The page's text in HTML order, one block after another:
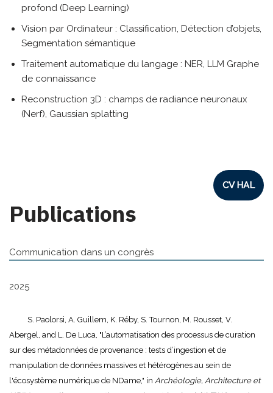
profond (Deep Learning)
Vision par Ordinateur : Classification, Détection d’objets,
Segmentation sémantique
Traitement automatique du langage : NER, LLM Graphe
de connaissance
Reconstruction 3D : champs de radiance neuronaux
(Nerf), Gaussian splatting
CV HAL
Publications
Communication dans un congrès
2025
S. Paolorsi, A. Guillem, K. Réby, S. Tournon, M. Rousset, V.
Abergel, and L. De Luca, "L’automatisation des processus de curation
sur des métadonnées de provenance : tests d’ingestion et de
manipulation de données massives et hétérogènes au sein de
l'écosystème numérique de NDame," in Archéologie, Architecture et